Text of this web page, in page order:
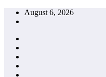
Skip
August 6, 2026